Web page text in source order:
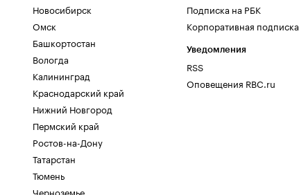
Новосибирск
Омск
Башкортостан
Вологда
Калининград
Краснодарский край
Нижний Новгород
Пермский край
Ростов-на-Дону
Татарстан
Тюмень
Черноземье
Подписка на РБК
Корпоративная подписка
Уведомления
RSS
Оповещения RBC.ru